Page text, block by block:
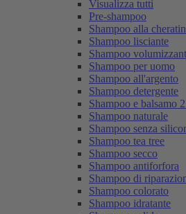
Visualizza tutti
Pre-shampoo
Shampoo alla
Shampoo lisciante
Shampoo
Shampoo per uomo
Shampoo all'argento
Shampoo detergente
Shampoo e balsamo
Shampoo naturale
Shampoo senza
Shampoo tea tree
Shampoo secco
Shampoo antiforfora
Shampoo di
Shampoo colorato
Shampoo idratante